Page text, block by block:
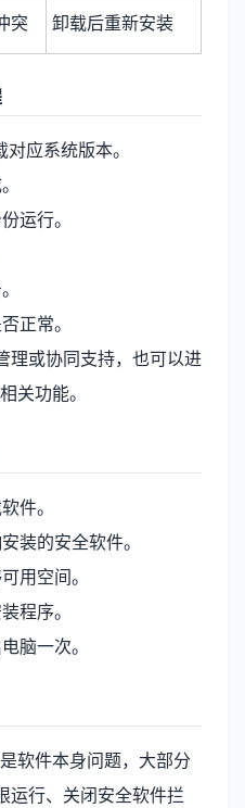
突 卸载后重新安装
对应系统版本。
运行。
正常。
理或协同支持，也可以进
相关功能。
件。
装的安全软件。
用空间。
程序。
脑一次。
软件本身问题，大部分
运行、关闭安全软件拦